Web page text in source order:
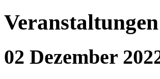
Veranstaltungen
02 Dezember